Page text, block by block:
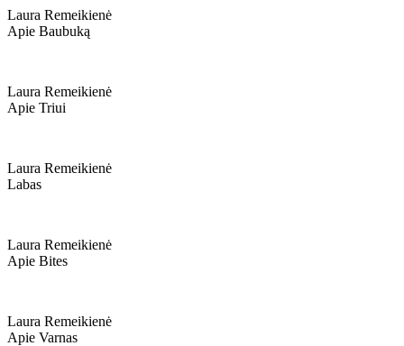
Laura Remeikienė
Apie Baubuką
Laura Remeikienė
Apie Triui
Laura Remeikienė
Labas
Laura Remeikienė
Apie Bites
Laura Remeikienė
Apie Varnas